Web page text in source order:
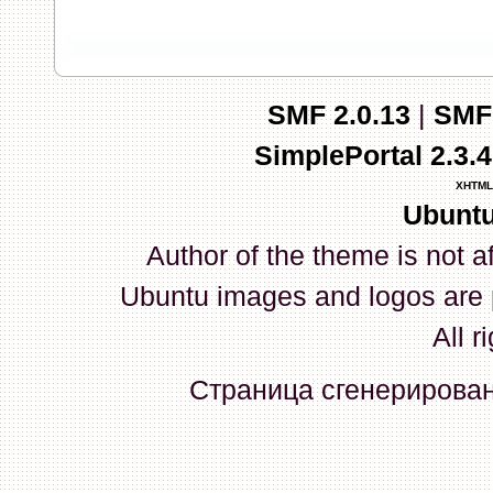
03 Апреля 2026, 10:02:33
whookey:GenKass: с
03 Апреля 2026, 05:22:56
GenKass:По тому же
02 Апреля 2026, 12:56:37
GenKass:Всем доброго
серии (6592) 1-1245, 3-
прошить до 7926, чтобы
Атол 11 видится в системе
SMF 2.0.13|
SimplePortal
XHTML
Author of the theme is not
Ubuntu images and logos
All
Страница